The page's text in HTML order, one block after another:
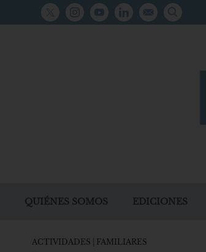
QUIÉNES SOMOS EDICIONES
ACTIVIDADES FAMILIARES